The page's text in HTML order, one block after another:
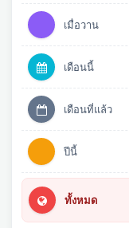
เมื่อวาน
เดือนนี้
เดือนที่แล้ว
ปีนี้
ทั้งหมด